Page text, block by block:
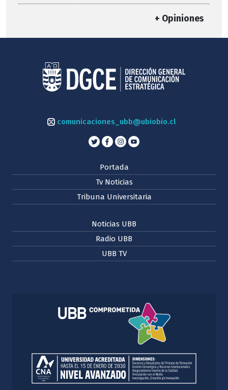
+ Opiniones
comunicaciones_ubb@ubiobio.cl
Portada
Tv Noticias
Tribuna Universitaria
Noticias UBB
Radio UBB
UBB TV